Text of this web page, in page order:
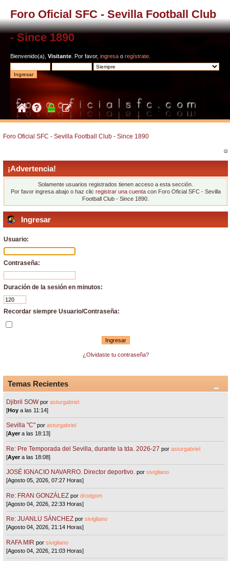
Foro Oficial SFC - Sevilla Football Club
- Since 1890
Bienvenido(a), Visitante . Por favor, ingresa o regístrate
Foro Oficial SFC - Sevilla Football Club - Since 1890
¡Advertencia!
Solamente usuarios registrados tienen acceso a esta sección.
Por favor ingresa abajo o haz clic registrar una cuentacon Foro Oficial SFC - Sevilla
Football Club - Since 1890.
Ingresar
Usuario:
Contraseña:
Duración de la sesión en minutos:
Recordar siempre Usuario/Contraseña:
¿Olvidaste tu contraseña?
Temas Recientes
Djibril SOW porasturgabriel
[Hoy a las 11:14]
Sevilla "C"porasturgabriel
[Ayera las 18:13]
Re: Pre Temporada del Sevilla, durante la tda. 2026-27 porasturgabriel
[Ayera las 18:08]
JOSÉ IGNACIO NAVARRO. Director deportivo. porsivigliano
[Agosto 05, 2026, 07:27 Horas]
Re: FRAN GONZÁLEZ pordrodgom
[Agosto 04, 2026, 22:33 Horas]
Re: JUANLU SÁNCHEZ porsivigliano
[Agosto 04, 2026, 21:14 Horas]
RAFA MIR porsivigliano
[Agosto 04, 2026, 21:03 Horas]